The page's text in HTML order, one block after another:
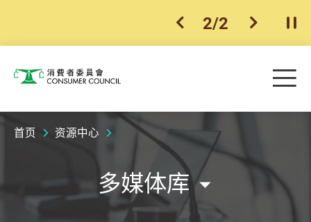
上一个
2/2 下一个开
消费者委员会 目
首页 资源中心
多媒体库